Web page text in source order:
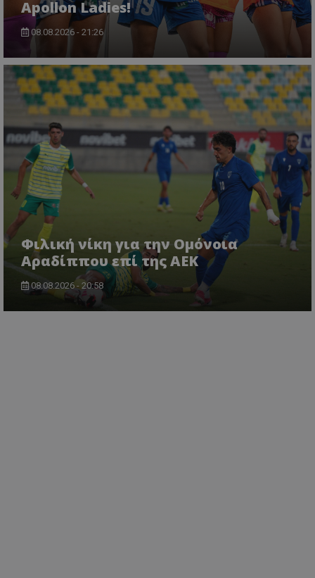
Apollon Ladies!
08.08.2026 - 21:26
Φιλική νίκη για την Ομόνοια
Αραδίππου επί της ΑΕΚ
08.08.2026 - 20:58